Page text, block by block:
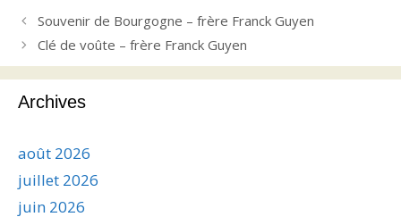
Souvenir de Bourgogne – frère Franck Guyen
Clé de voûte – frère Franck Guyen
Archives
août 2026
juillet 2026
juin 2026